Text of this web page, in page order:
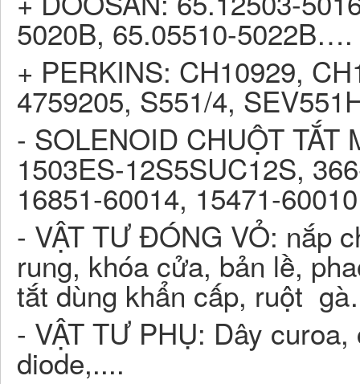
5020B, 65.05510-5022B….
+ PERKINS: CH10929,
4759205, S551/4,
- SOLENOID CHUỘT TẮT
1503ES-12S5SUC12S,
16851-60014, 15471-
- VẬT TƯ ĐÓNG VỎ: nắp
rung, khóa cửa, bản lề,
tắt dùng khẩn cấp, ruột
- VẬT TƯ PHỤ: Dây
diode,....